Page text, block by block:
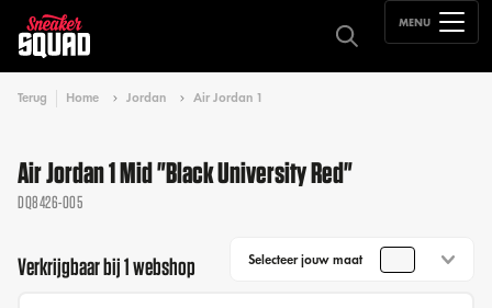
MENU
Terug Home Jordan Air Jordan 1
Air Jordan 1 Mid "Black University Red"
DQ8426-005
Verkrijgbaar bij 1 webshop Selecteer jouw maat